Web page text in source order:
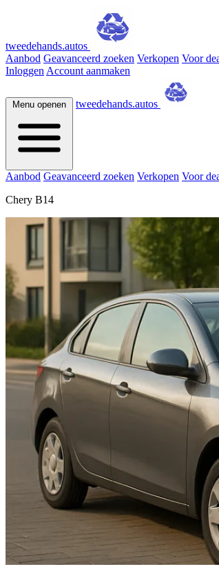
tweedehands.autos
Aanbod Geavanceerd zoeken Verkopen Voor
Inloggen Account aanmaken
Menu openen tweedehands.autos
Aanbod Geavanceerd zoeken Verkopen Voor
Chery B14